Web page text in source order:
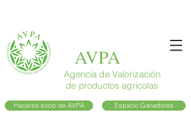
AVPA
Agencia de Valorización
de productos agrícolas
Hacerse socio de AVPA Espacio Ganadores